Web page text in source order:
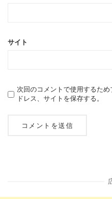
サイト
次回のコメントで使用するた
ドレス、サイトを保存する。